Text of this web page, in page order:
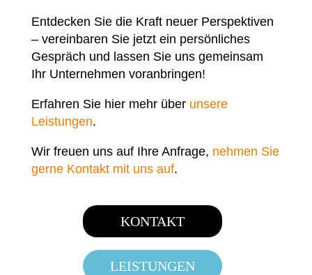
Entdecken Sie die Kraft neuer Perspektiven
– vereinbaren Sie jetzt ein persönliches
Gespräch und lassen Sie uns gemeinsam
Ihr Unternehmen voranbringen!
Erfahren Sie hier mehr über unsere
Leistungen.
Wir freuen uns auf Ihre Anfrage, nehmen Sie
gerne Kontakt mit uns auf.
KONTAKT
LEISTUNGEN